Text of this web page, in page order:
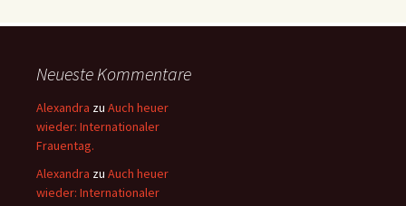
Neueste Kommentare
Alexandra zu Auch heuer
wieder: Internationaler
Frauentag.
Alexandra zu Auch heuer
wieder: Internationaler